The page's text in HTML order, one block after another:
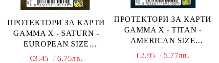
ПРОТЕКТОРИ ЗА КАРТИ
GAMMA X - SATURN -
EUROPEAN SIZE
SLEEVES 59x92 - 100 БР.
€3.45 6.75лв.
ПРОТЕКТОРИ ЗА КАРТИ
GAMMA X - TITAN -
AMERICAN SIZE
SLEEVES 56x87 - 100 БР.
€2.95 5.77лв.